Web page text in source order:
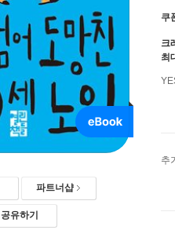
파트너샵
공유하기
쿠
크
최
추